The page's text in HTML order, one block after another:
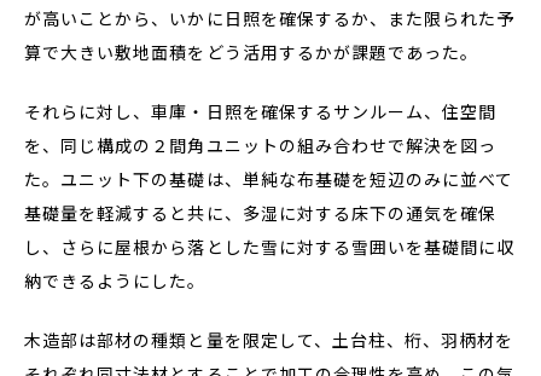
が高いことから、いかに日照を確保するか、また限られた予
算で大きい敷地面積をどう活用するかが課題であった。
それらに対し、車庫・日照を確保するサンルーム、住空間
を、同じ構成の２間角ユニットの組み合わせで解決を図っ
た。ユニット下の基礎は、単純な布基礎を短辺のみに並べて
基礎量を軽減すると共に、多湿に対する床下の通気を確保
し、さらに屋根から落とした雪に対する雪囲いを基礎間に収
納できるようにした。
木造部は部材の種類と量を限定して、土台柱、桁、羽柄材を